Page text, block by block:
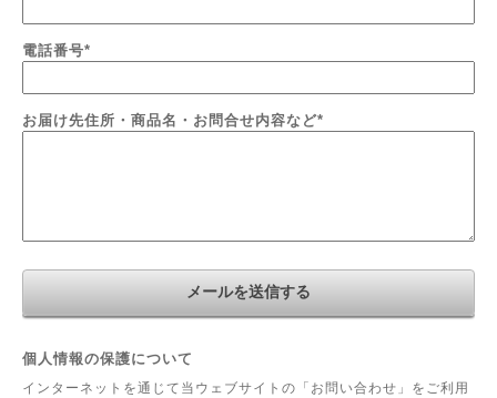
電話番号*
お届け先住所・商品名・お問合せ内容など*
個人情報の保護について
インターネットを通じて当ウェブサイトの「お問い合わせ」をご利用